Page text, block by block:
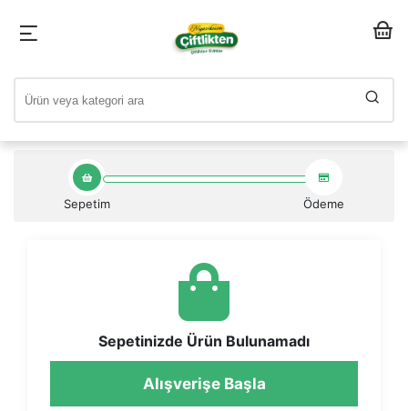
Sepetim Ödeme
Sepetinizde Ürün Bulunamadı
Alışverişe Başla